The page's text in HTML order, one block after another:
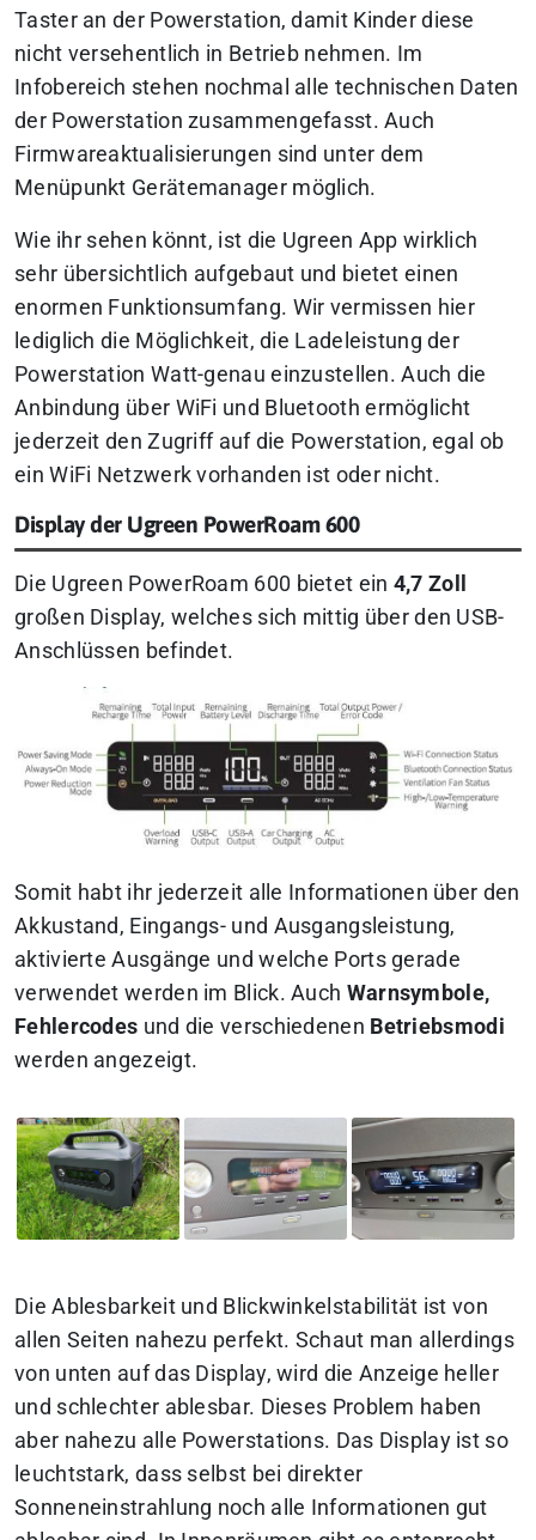
Taster an der Powerstation, damit Kinder diese
nicht versehentlich in Betrieb nehmen. Im
Infobereich stehen nochmal alle technischen Daten
der Powerstation zusammengefasst. Auch
Firmwareaktualisierungen sind unter dem
Menüpunkt Gerätemanager möglich.
Wie ihr sehen könnt, ist die Ugreen App wirklich
sehr übersichtlich aufgebaut und bietet einen
enormen Funktionsumfang. Wir vermissen hier
lediglich die Möglichkeit, die Ladeleistung der
Powerstation Watt-genau einzustellen. Auch die
Anbindung über WiFi und Bluetooth ermöglicht
jederzeit den Zugriff auf die Powerstation, egal ob
ein WiFi Netzwerk vorhanden ist oder nicht.
Display der Ugreen PowerRoam 600
Die Ugreen PowerRoam 600 bietet ein 4,7 Zoll
großen Display, welches sich mittig über den USB-
Anschlüssen befindet.
Somit habt ihr jederzeit alle Informationen über den
Akkustand, Eingangs- und Ausgangsleistung,
aktivierte Ausgänge und welche Ports gerade
verwendet werden im Blick. Auch Warnsymbole,
Fehlercodes und die verschiedenen Betriebsmodi
werden angezeigt.
Die Ablesbarkeit und Blickwinkelstabilität ist von
allen Seiten nahezu perfekt. Schaut man allerdings
von unten auf das Display, wird die Anzeige heller
und schlechter ablesbar. Dieses Problem haben
aber nahezu alle Powerstations. Das Display ist so
leuchtstark, dass selbst bei direkter
Sonneneinstrahlung noch alle Informationen gut